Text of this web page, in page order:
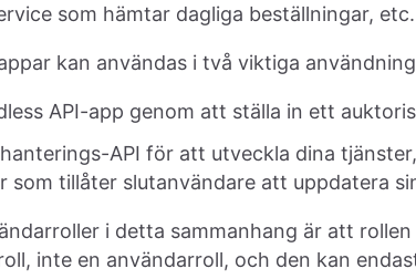
som hämtar dagliga beställningar, etc.
kan användas i två viktiga
API-app genom att ställa in ett
API för att utveckla dina
som tillåter slutanvändare att uppdatera
i detta sammanhang är att
inte en användarroll, och den kan